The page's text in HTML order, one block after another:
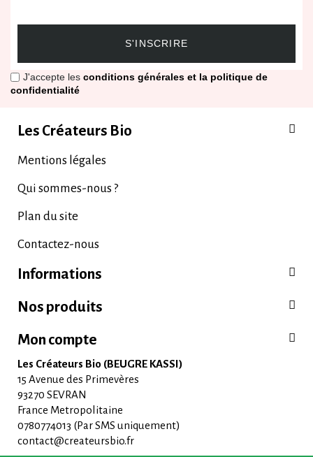
S'INSCRIRE
J'accepte les conditions générales et la politique de
confidentialité
Les Créateurs Bio
Mentions légales
Qui sommes-nous ?
Plan du site
Contactez-nous
Informations
Nos produits
Mon compte
Les Créateurs Bio (BEUGRE KASSI)
15 Avenue des Primevères
93270 SEVRAN
France Metropolitaine
0780774013 (Par SMS uniquement)
contact@createursbio.fr